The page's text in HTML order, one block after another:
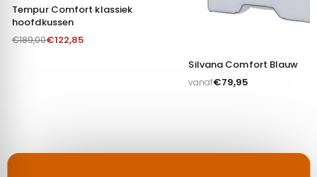
Tempur Comfort klassiek
hoofdkussen
€189,00€122,85
Silvana Comfort Blauw
vanaf€79,95